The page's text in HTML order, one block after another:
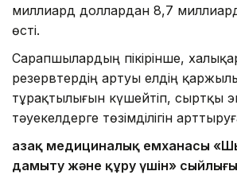
миллиард доллардан 8,7
өсті.
Сарапшылардың пікірінше,
резервтердің артуы елдің
тұрақтылығын күшейтіп, сыртқы
тәуекелдерге төзімділігін
Қазақ медициналық емханасы
дамыту және құру үшін»